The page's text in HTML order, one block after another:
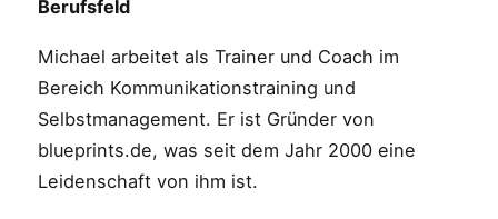
Berufsfeld
Michael arbeitet als Trainer und Coach im
Bereich Kommunikationstraining und
Selbstmanagement. Er ist Gründer von
blueprints.de, was seit dem Jahr 2000 eine
Leidenschaft von ihm ist.